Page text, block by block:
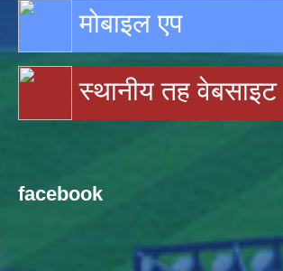
मोबाइल एप
स्थानीय तह वेबसाइट
facebook